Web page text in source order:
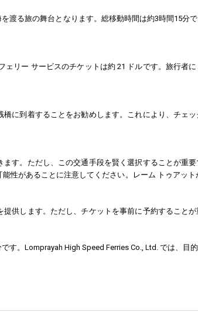
渡る旅の舞台となります。総移動時間は約3時間15分
リー サービスのチケットは約 21 ドルです。旅行者
に到着することをお勧めします。これにより、チェ
す。ただし、この交通手段を賢く選択することが重
性があることに注意してください。レーム トゥアッ
供します。ただし、チケットを事前に予約すること
。Lomprayah High Speed Ferries Co., Ltd. では、